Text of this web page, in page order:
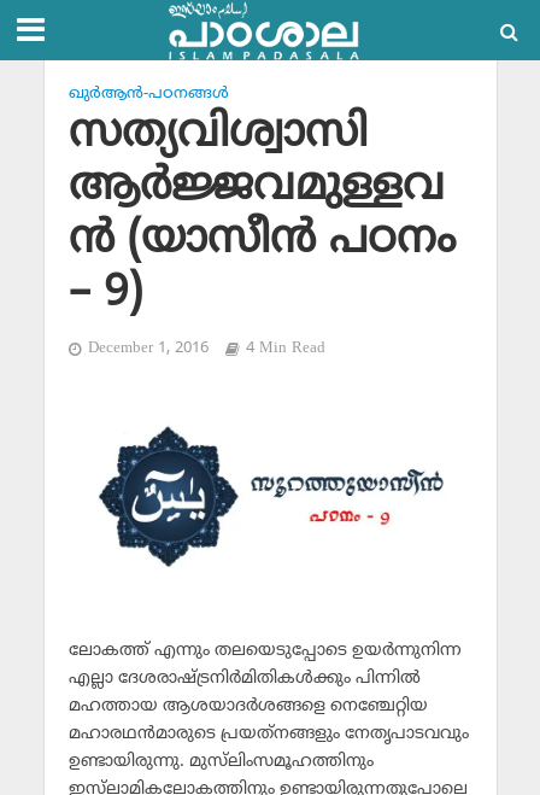
ഖുര്‍ആന്‍-പഠനങ്ങള്‍
സത്യവിശ്വാസി
ആര്‍ജ്ജവമുള്ളവ
ന്‍ (യാസീന്‍ പഠനം
– 9)
December 1, 2016 4 Min Read
ലോകത്ത് എന്നും തലയെടുപ്പോടെ ഉയര്‍ന്നുനിന്ന
എല്ലാ ദേശരാഷ്ട്രനിര്‍മിതികള്‍ക്കും പിന്നില്‍
മഹത്തായ ആശയാദര്‍ശങ്ങളെ നെഞ്ചേറ്റിയ
മഹാരഥന്‍മാരുടെ പ്രയത്‌നങ്ങളും നേതൃപാടവവും
ഉണ്ടായിരുന്നു. മുസ്‌ലിംസമൂഹത്തിനും
ഇസ്‌ലാമികലോകത്തിനും ഉണ്ടായിരുന്നതുപോലെ